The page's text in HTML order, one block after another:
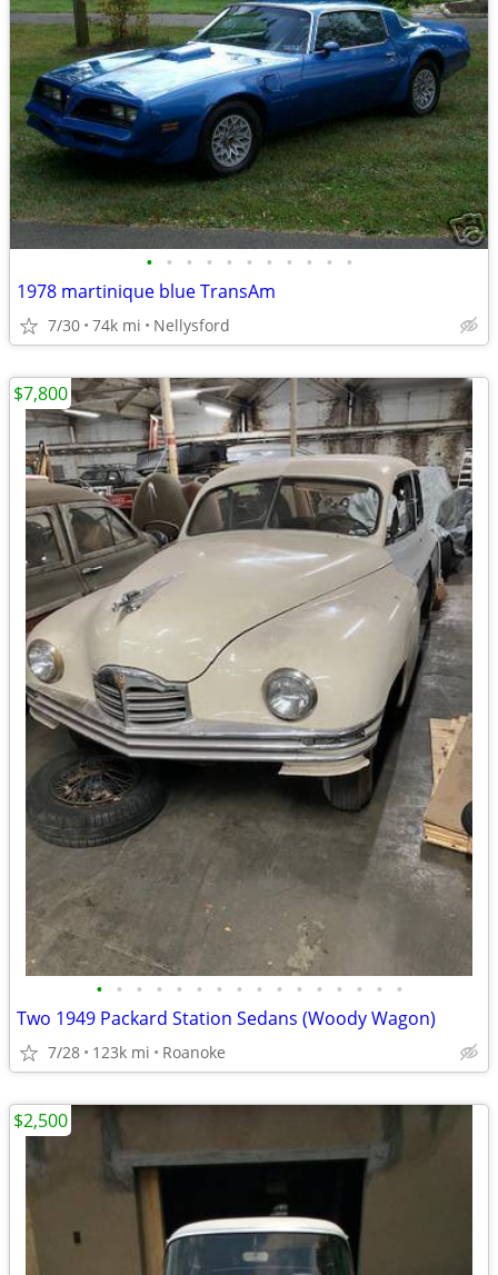
• • • • • • • • • • •
1978 martinique blue TransAm
7/30 74k mi Nellysford
• • • • • • • • • • • • • • • •
Two 1949 Packard Station Sedans (Woody Wagon)
7/28 123k mi Roanoke
$7,800
$2,500